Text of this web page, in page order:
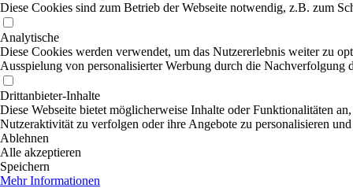
Diese Cookies sind zum Betrieb der Webseite notwendig, z.B. zum
Analytische
Diese Cookies werden verwendet, um das Nutzererlebnis weiter zu
Ausspielung von personalisierter Werbung durch die Nachverfolgung
Drittanbieter-Inhalte
Diese Webseite bietet möglicherweise Inhalte oder Funktionalitäten
Nutzeraktivität zu verfolgen oder ihre Angebote zu personalisieren
Ablehnen
Alle akzeptieren
Speichern
Mehr Informationen